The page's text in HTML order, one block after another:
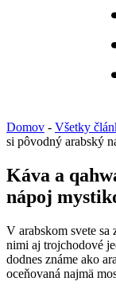
Domov - Všetky
si pôvodný arabský
Káva a
nápoj
V arabskom svete
nimi aj trojchodové
dodnes známe ako
oceňovaná najmä